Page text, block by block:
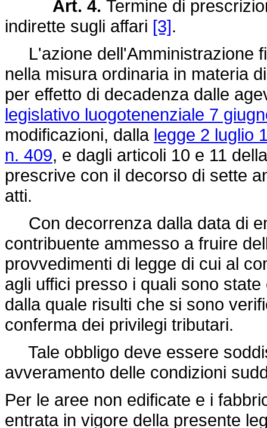
Art. 4. Termine di
indirette sugli affari [3].
L'azione dell'Amministrazione
nella misura ordinaria in materia
per effetto di decadenza dalle
legislativo luogotenenziale 7
modificazioni, dalla legge 2 luglio
n. 409, e dagli articoli 10 e 11
prescrive con il decorso di sette
atti.
Con decorrenza dalla data di
contribuente ammesso a fruire
provvedimenti di legge di cui al
agli uffici presso i quali sono
dalla quale risulti che si sono
conferma dei privilegi tributari.
Tale obbligo deve essere
avveramento delle condizioni
Per le aree non edificate e i
entrata in vigore della presente